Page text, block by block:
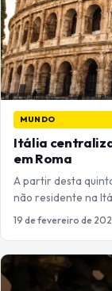
MUNDO
Itália
em Roma
A partir desta
não residente na
19 de fevereiro de